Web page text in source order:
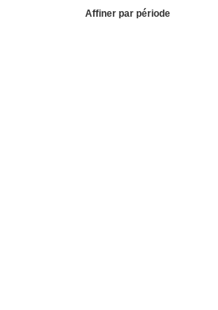
Affiner par période